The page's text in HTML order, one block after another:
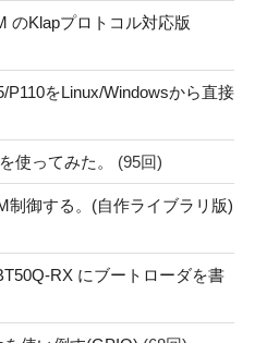
のKlapプロトコル対応版
P110をLinux/Windowsから直接
使ってみた。 (95回)
制御する。(自作ライブラリ版)
RX にブートローダを書